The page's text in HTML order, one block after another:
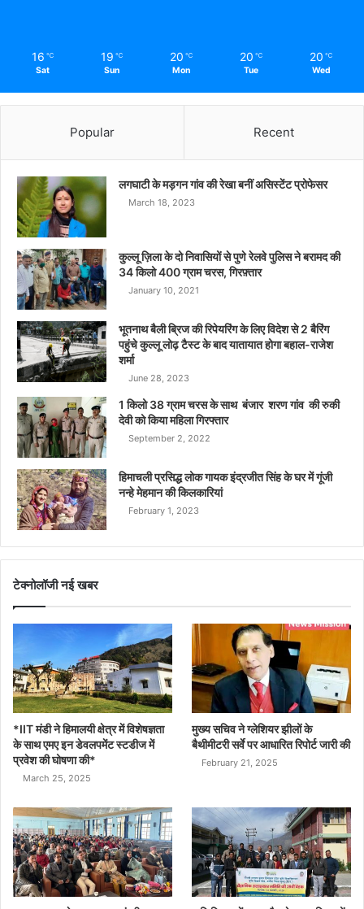
16 ℃
Sat
19 ℃
Sun
20 ℃
Mon
20 ℃
Tue
20 ℃
Wed
Popular Recent
लगघाटी के मड़गन गांव की रेखा बनीं असिस्टेंट प्रोफेसर
March 18, 2023
कुल्लू ज़िला के दो निवासियों से पुणे रेलवे पुलिस ने बरामद की
34 किलो 400 ग्राम चरस, गिरफ़्तार
January 10, 2021
भूतनाथ बैली ब्रिज की रिपेयरिंग के लिए विदेश से 2 बैरिंग
पहुंचे कुल्लू लोढ़ टैस्ट के बाद यातायात होगा बहाल-राजेश
शर्मा
June 28, 2023
1 किलो 38 ग्राम चरस के साथ बंजार शरण गांव की रुकी
देवी को किया महिला गिरफ्तार
September 2, 2022
हिमाचली प्रसिद्ध लोक गायक इंद्रजीत सिंह के घर में गूंजी
नन्हे मेहमान की किलकारियां
February 1, 2023
टेक्नोलॉजी नई खबर
*IIT मंडी ने हिमालयी क्षेत्र में विशेषज्ञता
के साथ एमए इन डेवलपमेंट स्टडीज में
प्रवेश की घोषणा की*
March 25, 2025
मुख्य सचिव ने ग्लेशियर झीलों के
बैथीमीटरी सर्वे पर आधारित रिपोर्ट जारी की
February 21, 2025